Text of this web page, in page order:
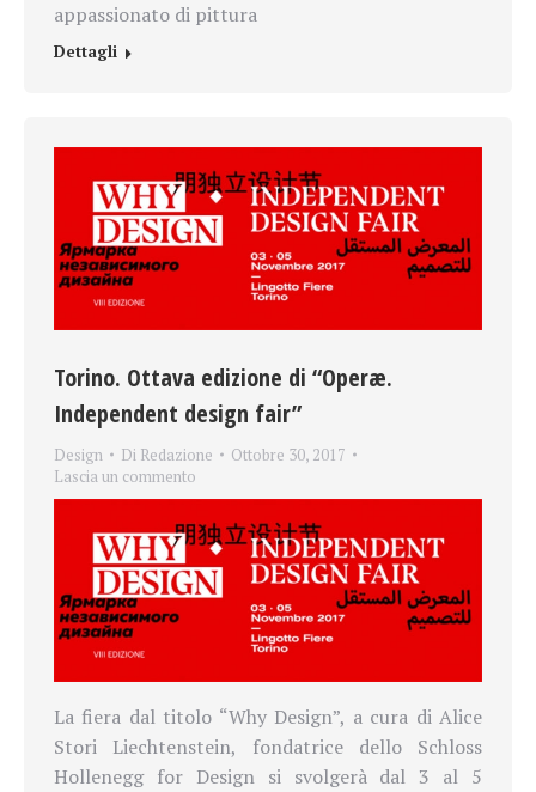
appassionato di pittura
Dettagli
Torino. Ottava edizione di “Operæ.
Independent design fair”
Design Di Redazione
Ottobre 30, 2017
Lascia un commento
La fiera dal titolo “Why Design”, a cura di Alice
Stori Liechtenstein, fondatrice dello Schloss
Hollenegg for Design si svolgerà dal 3 al 5